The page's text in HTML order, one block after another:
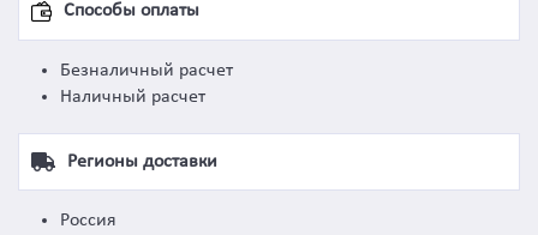
Способы оплаты
Безналичный расчет
Наличный расчет
Регионы доставки
Россия